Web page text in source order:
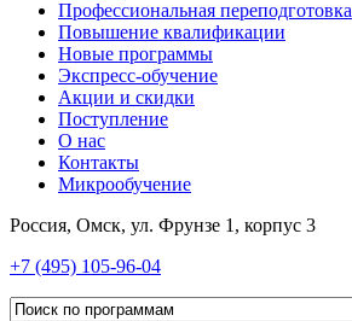
Профессиональная переподготовка
Повышение квалификации
Новые программы
Экспресс-обучение
Акции и скидки
Поступление
О нас
Контакты
Микрообучение
Россия, Омск, ул. Фрунзе 1, корпус 3
+7 (495) 105-96-04